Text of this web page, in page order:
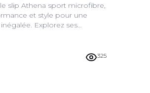
slip Athena sport microfibre,
et style pour une
Explorez ses
uniques et ses avantages
actif.
325